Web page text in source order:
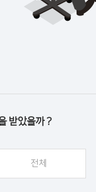
받았을까 ?
전체